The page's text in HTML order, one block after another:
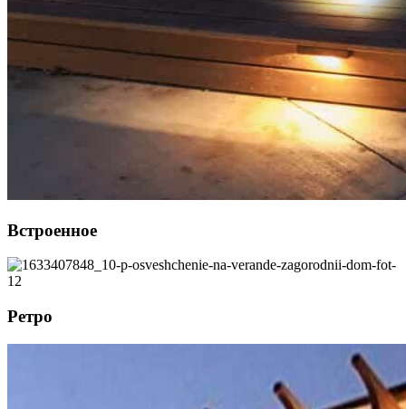
Встроенное
Ретро